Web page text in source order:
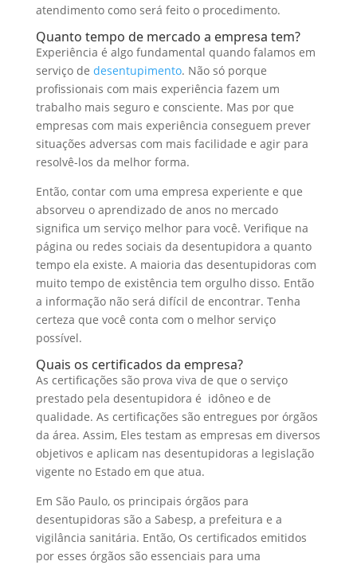
atendimento como será feito o procedimento.
Quanto tempo de mercado a empresa tem?
Experiência é algo fundamental quando falamos em
serviço de desentupimento. Não só porque
profissionais com mais experiência fazem um
trabalho mais seguro e consciente. Mas por que
empresas com mais experiência conseguem prever
situações adversas com mais facilidade e agir para
resolvê-los da melhor forma.
Então, contar com uma empresa experiente e que
absorveu o aprendizado de anos no mercado
significa um serviço melhor para você. Verifique na
página ou redes sociais da desentupidora a quanto
tempo ela existe. A maioria das desentupidoras com
muito tempo de existência tem orgulho disso. Então
a informação não será difícil de encontrar. Tenha
certeza que você conta com o melhor serviço
possível.
Quais os certificados da empresa?
As certificações são prova viva de que o serviço
prestado pela desentupidora é idôneo e de
qualidade. As certificações são entregues por órgãos
da área. Assim, Eles testam as empresas em diversos
objetivos e aplicam nas desentupidoras a legislação
vigente no Estado em que atua.
Em São Paulo, os principais órgãos para
desentupidoras são a Sabesp, a prefeitura e a
vigilância sanitária. Então, Os certificados emitidos
por esses órgãos são essenciais para uma